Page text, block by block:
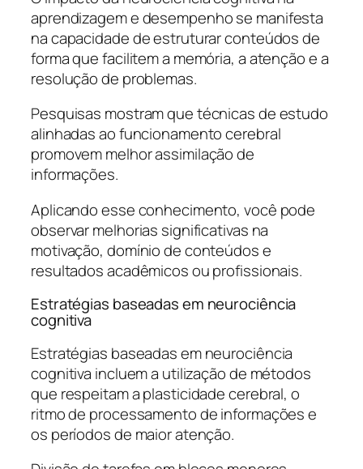
aprendizagem e desempenho se manifesta
na capacidade de estruturar conteúdos de
forma que facilitem a memória, a atenção e a
resolução de problemas.
Pesquisas mostram que técnicas de estudo
alinhadas ao funcionamento cerebral
promovem melhor assimilação de
informações.
Aplicando esse conhecimento, você pode
observar melhorias significativas na
motivação, domínio de conteúdos e
resultados acadêmicos ou profissionais.
Estratégias baseadas em neurociência
cognitiva
Estratégias baseadas em neurociência
cognitiva incluem a utilização de métodos
que respeitam a plasticidade cerebral, o
ritmo de processamento de informações e
os períodos de maior atenção.